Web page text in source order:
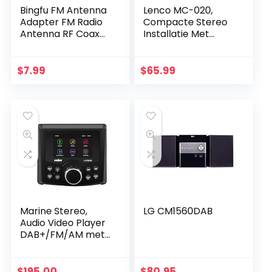
Bingfu FM Antenna
Adapter FM Radio
Antenna RF Coax
Male to Female 2
$7.99
Lenco MC-020,
Compacte Stereo
Installatie Met
(Wekfunctie, USB-
$65.99
Marine Stereo,
Audio Video Player
DAB+/FM/AM met
LG CM1560DAB